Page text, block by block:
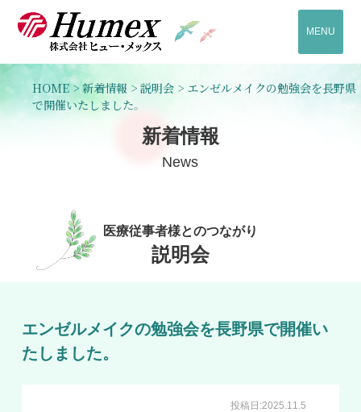
MENU
HOME> 新着情報 > 説明会 > エンゼルメイクの勉強会を長野県
で開催いたしました。
新着情報
News
医療従事者様とのつながり
説明会
エンゼルメイクの勉強会を長野県で開催い
たしました。
投稿日:2025.11.5